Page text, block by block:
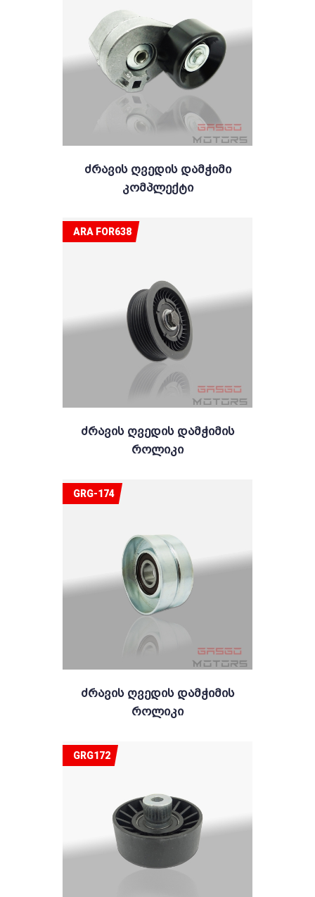
Ძრავის Ღვედის Დამჭიმი
Კომპლექტი
Ძრავის Ღვედის Დამჭიმის
Როლიკი
ARA FOR638
Ძრავის Ღვედის Დამჭიმის
Როლიკი
GRG-174
GRG172